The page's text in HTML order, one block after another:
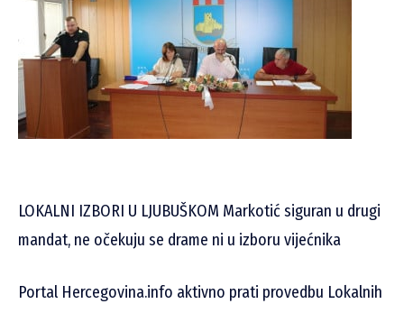
LOKALNI IZBORI U LJUBUŠKOM Markotić siguran u drugi
mandat, ne očekuju se drame ni u izboru vijećnika
Portal Hercegovina.info aktivno prati provedbu Lokalnih